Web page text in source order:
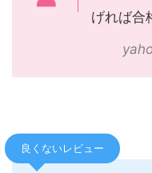
げれば合
良くないレビュー